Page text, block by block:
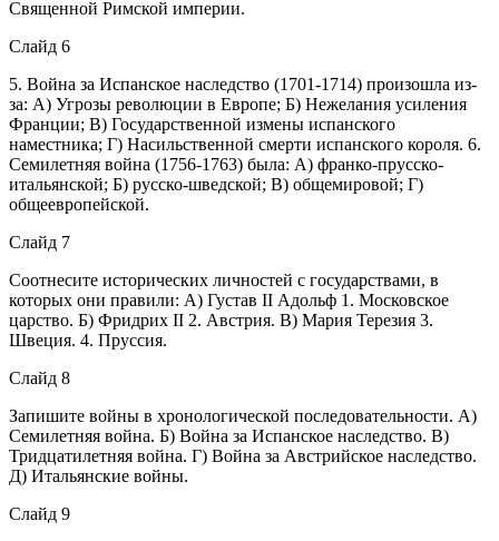
Священной Римской империи.
Слайд 6
5. Война за Испанское наследство (1701-1714) произошла из-
за: А) Угрозы революции в Европе; Б) Нежелания усиления
Франции; В) Государственной измены испанского
наместника; Г) Насильственной смерти испанского короля. 6.
Семилетняя война (1756-1763) была: А) франко-прусско-
итальянской; Б) русско-шведской; В) общемировой; Г)
общеевропейской.
Слайд 7
Соотнесите исторических личностей с государствами, в
которых они правили: А) Густав II Адольф 1. Московское
царство. Б) Фридрих II 2. Австрия. В) Мария Терезия 3.
Швеция. 4. Пруссия.
Слайд 8
Запишите войны в хронологической последовательности. А)
Семилетняя война. Б) Война за Испанское наследство. В)
Тридцатилетняя война. Г) Война за Австрийское наследство.
Д) Итальянские войны.
Слайд 9